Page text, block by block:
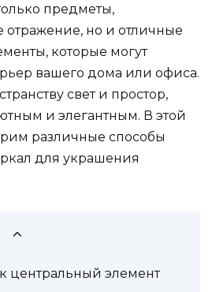
предметы,
но и отличные
которые могут
вашего дома или офиса.
свет и простор,
и элегантным. В этой
различные способы
для украшения
центральный элемент